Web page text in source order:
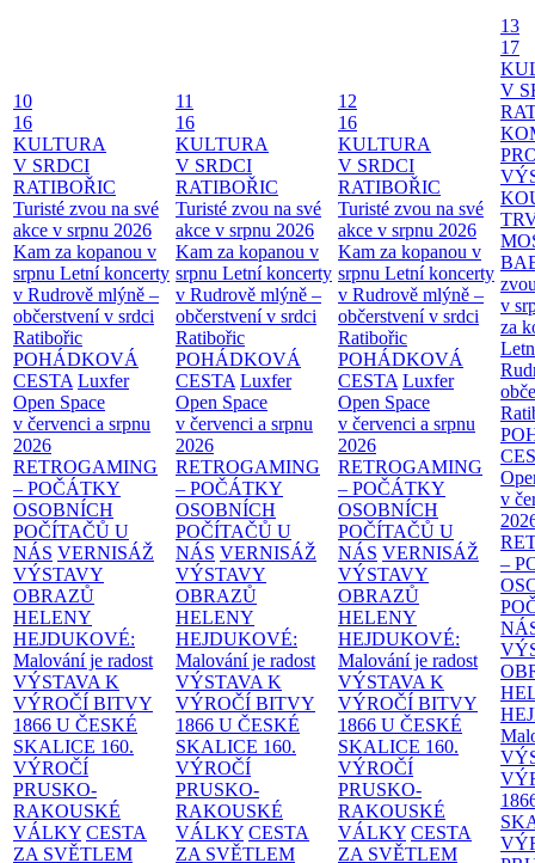
10
16
KULTURA
V SRDCI
RATIBOŘIC
Turisté zvou na své
akce v srpnu 2026
Kam za kopanou v
srpnu Letní koncerty
v Rudrově mlýně –
občerstvení v srdci
Ratibořic
POHÁDKOVÁ
CESTA Luxfer
Open Space
v červenci a srpnu
2026
RETROGAMING
– POČÁTKY
OSOBNÍCH
POČÍTAČŮ U
NÁS VERNISÁŽ
VÝSTAVY
OBRAZŮ
HELENY
HEJDUKOVÉ:
Malování je radost
VÝSTAVA K
VÝROČÍ BITVY
1866 U ČESKÉ
SKALICE 160.
VÝROČÍ
PRUSKO-
RAKOUSKÉ
VÁLKY CESTA
ZA SVĚTLEM
11
16
KULTURA
V SRDCI
RATIBOŘIC
Turisté zvou na své
akce v srpnu 2026
Kam za kopanou v
srpnu Letní koncerty
v Rudrově mlýně –
občerstvení v srdci
Ratibořic
POHÁDKOVÁ
CESTA Luxfer
Open Space
v červenci a srpnu
2026
RETROGAMING
– POČÁTKY
OSOBNÍCH
POČÍTAČŮ U
NÁS VERNISÁŽ
VÝSTAVY
OBRAZŮ
HELENY
HEJDUKOVÉ:
Malování je radost
VÝSTAVA K
VÝROČÍ BITVY
1866 U ČESKÉ
SKALICE 160.
VÝROČÍ
PRUSKO-
RAKOUSKÉ
VÁLKY CESTA
ZA SVĚTLEM
12
16
KULTURA
V SRDCI
RATIBOŘIC
Turisté zvou na své
akce v srpnu 2026
Kam za kopanou v
srpnu Letní koncerty
v Rudrově mlýně –
občerstvení v srdci
Ratibořic
POHÁDKOVÁ
CESTA Luxfer
Open Space
v červenci a srpnu
2026
RETROGAMING
– POČÁTKY
OSOBNÍCH
POČÍTAČŮ U
NÁS VERNISÁŽ
VÝSTAVY
OBRAZŮ
HELENY
HEJDUKOVÉ:
Malování je radost
VÝSTAVA K
VÝROČÍ BITVY
1866 U ČESKÉ
SKALICE 160.
VÝROČÍ
PRUSKO-
RAKOUSKÉ
VÁLKY CESTA
ZA SVĚTLEM
13
17
V
v
za
v
–